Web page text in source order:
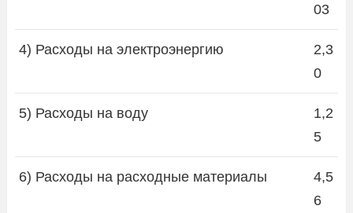
03
4) Расходы на электроэнергию
2,3
0
5) Расходы на воду
1,2
5
6) Расходы на расходные материалы
4,5
6